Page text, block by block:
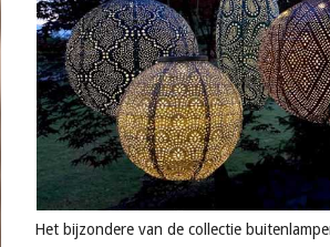
Het bijzondere van de collectie